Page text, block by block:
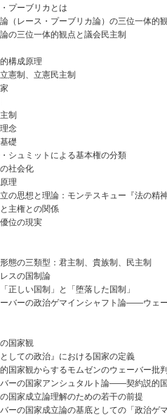
ーブリカとは
レース・プーブリカ論）の三位一体的
三位一体的観点と議会民主制
構成原理
制、立憲民主制
制
念
礎
ュミットによる基本権の分類
社会化
理
思想と理論：モンテスキュー『法の精神
主権との関係
位の現実
の三類型：君主制、貴族制、民主制
スの国制論
しい国制」と「堕落した国制」
ーの政治ゲマインシャフト論――ウェー
国家観
ての政治』における国家の定義
家観からするモムゼンのウェーバー批判
の国家アンシュタルト論――契約説的国
家成立論理解のための若干の前提
の国家成立論の基底としての「政治ゲ